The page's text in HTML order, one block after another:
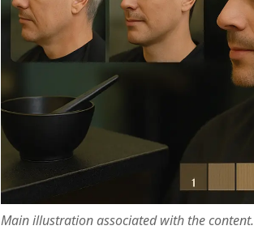
Main illustration associated with the content.